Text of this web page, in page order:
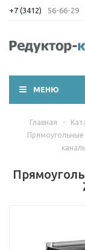
+7 (3412) 56-66-29
МЕНЮ
Главная -